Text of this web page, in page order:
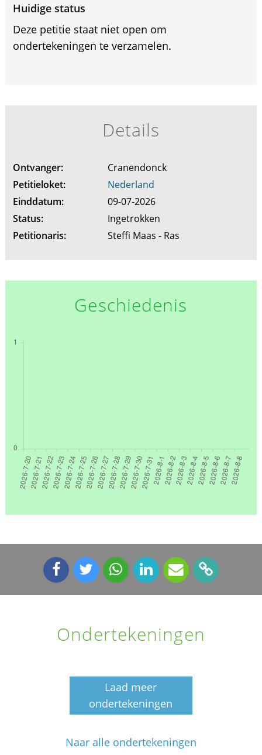
Huidige status
Deze petitie staat niet open om
ondertekeningen te verzamelen.
Details
Ontvanger:
Cranendonck
Petitieloket:
Nederland
Einddatum:
09-07-2026
Status:
Ingetrokken
Petitionaris:
Steffi Maas - Ras
Geschiedenis
Ondertekeningen
Laad meer
ondertekeningen
Naar alle ondertekeningen